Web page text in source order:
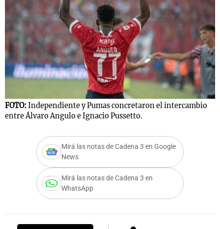
FOTO: Independiente y Pumas concretaron el intercambio
entre Álvaro Angulo e Ignacio Pussetto.
Mirá las notas de Cadena 3 en Google
News
Mirá las notas de Cadena 3 en
WhatsApp
Notas
Mundial 2026
Notas
La Sole en
Cadena 3